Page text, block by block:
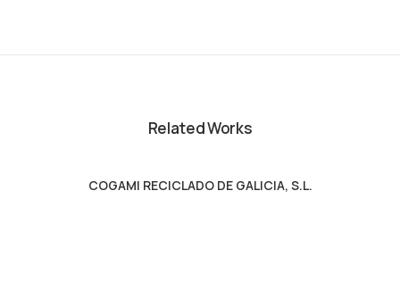
Related Works
COGAMI RECICLADO DE GALICIA, S.L.